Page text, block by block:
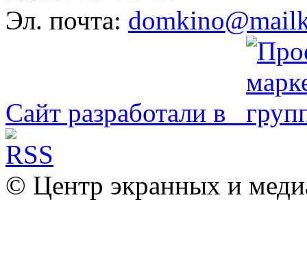
Эл. почта:
Сайт разработали в
© Центр экранных и